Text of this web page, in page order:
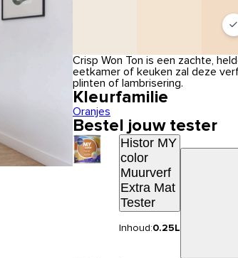
Crisp Won Ton is een zachte,
eetkamer of keuken zal deze
plinten of lambrisering.
Kleurfamilie
Oranjes
Bestel jouw tester
Histor MY
color
Muurverf
Extra Mat
Tester
Inhoud:0.25L